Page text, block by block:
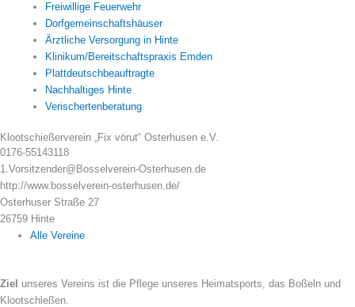
Freiwillige Feuerwehr
Dorfgemeinschaftshäuser
Ärztliche Versorgung in Hinte
Klinikum/Bereitschaftspraxis Emden
Plattdeutschbeauftragte
Nachhaltiges Hinte
Verischertenberatung
Klootschießerverein „Fix vörut“ Osterhusen e.V.
0176-55143118
1.Vorsitzender@Bosselverein-Osterhusen.de
http://www.bosselverein-osterhusen.de/
Osterhuser Straße 27
26759 Hinte
Alle Vereine
Ziel unseres Vereins ist die Pflege unseres Heimatsports, das Boßeln und
Klootschießen.